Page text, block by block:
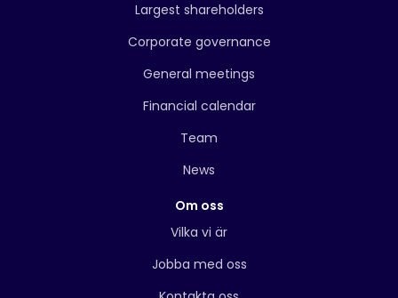
Largest shareholders
Corporate governance
General meetings
Financial calendar
Team
News
Om oss
Vilka vi är
Jobba med oss